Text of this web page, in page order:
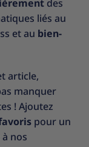
des
liés au
et au bien-
article,
manquer
! Ajoutez
pour un
nos